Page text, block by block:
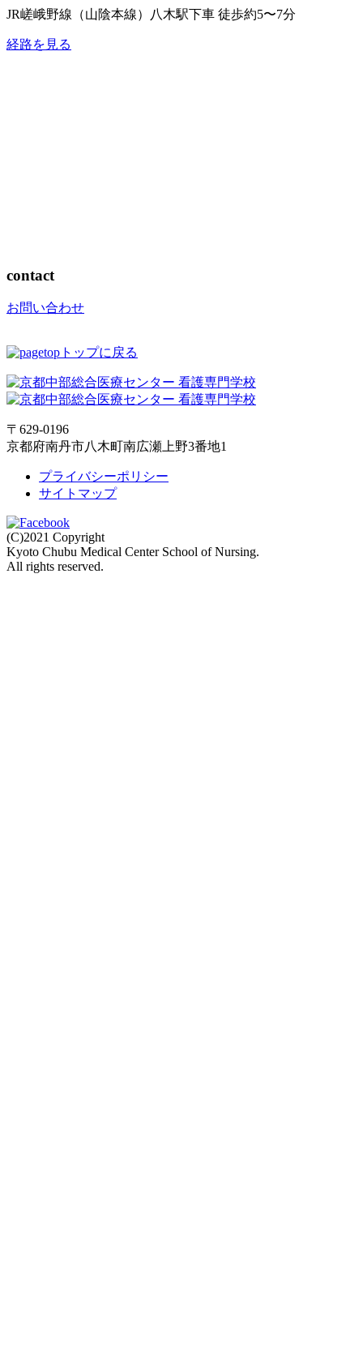
JR嵯峨野線（山陰本線） 八木駅下車 徒歩約5〜7分
経路を見る
contact
お問い合わせ
トップに戻る
〒629-0196
京都府南丹市八木町南広瀬上野3番地1
プライバシーポリシー
サイトマップ
(C)2021 Copyright
Kyoto Chubu Medical Center School of Nursing.
All rights reserved.